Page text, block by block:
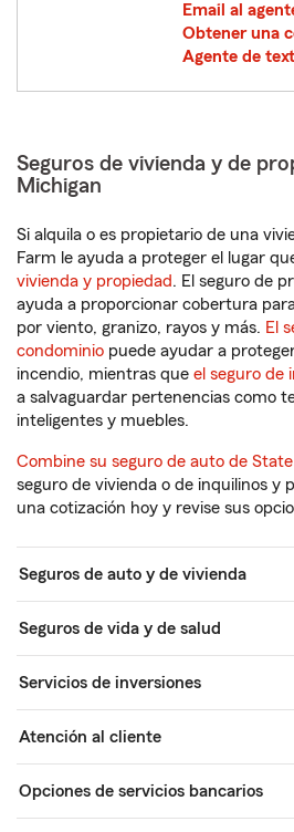
Email al
Obtener una
Agente de
Seguros de vivienda y de
Michigan
Si alquila o es propietario de una
Farm le ayuda a proteger el lugar
vivienda y propiedad. El seguro de
ayuda a proporcionar cobertura
por viento, granizo, rayos y más. El
condominio puede ayudar a
incendio, mientras que el seguro de
a salvaguardar pertenencias como
inteligentes y muebles.
Combine su seguro de auto de
seguro de vivienda o de inquilinos y
una cotización hoy y revise sus
Seguros de auto y de vivienda
Seguros de vida y de salud
Servicios de inversiones
Atención al cliente
Opciones de servicios bancarios